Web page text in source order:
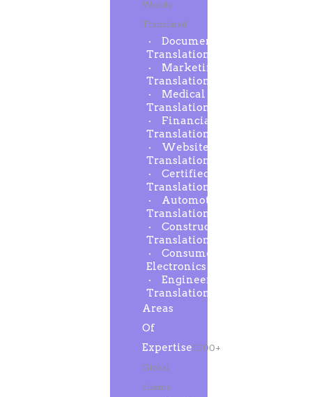
Words
Translated
Document
Translation
Marketing
Translation
Medical
Translation
Financial
Translation
Website
Translation
Certified
Translation
Automotive
Translation
Construction
Translation
Consumer
Electronics
Engineering
Translation
Areas
Of
Expertise1000+
Global
clients